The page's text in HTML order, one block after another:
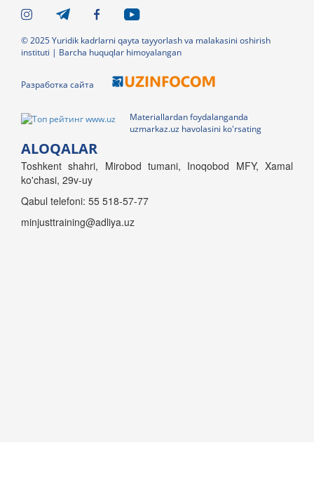
© 2025 Yuridik kadrlarni qayta tayyorlash va malakasini oshirish
instituti | Barcha huquqlar himoyalangan
Разработка сайта
Materiallardan foydalanganda
uzmarkaz.uz havolasini ko'rsating
ALOQALAR
Toshkent shahri, Mirobod tumani, Inoqobod MFY, Xamal
ko'chasi, 29v-uy
Qabul telefoni: 55 518-57-77
minjusttraining@adliya.uz